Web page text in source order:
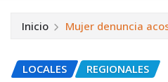
Inicio Mujer denuncia
LOCALES REGIONALES